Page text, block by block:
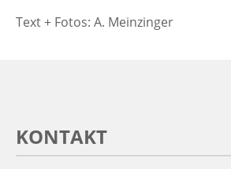
Text + Fotos: A. Meinzinger
KONTAKT